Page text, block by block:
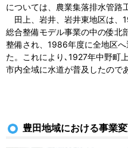
については、農業集落排水管路
田上、岩井、岩井東地区は、
総合整備モデル事業の中の倭北
整備され、1986年度に全地区
た。これにより､1927年中野町
市内全域に水道が普及したので
豊田地域における事業